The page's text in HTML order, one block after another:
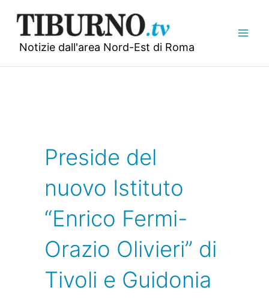
contenuto
Notizie dall'area Nord-Est di Roma
Preside del
nuovo Istituto
“Enrico Fermi-
Orazio Olivieri” di
Tivoli e Guidonia